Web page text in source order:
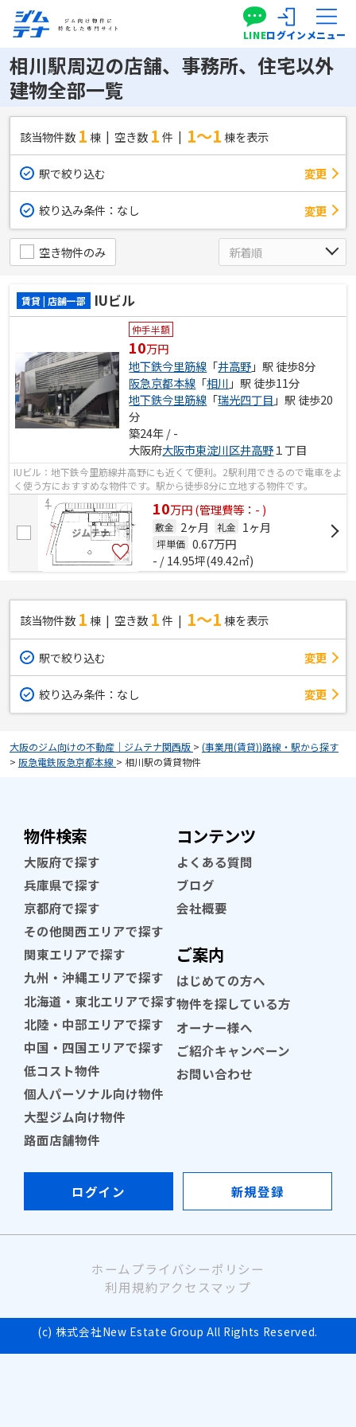
LINEログインメニュー
相川駅周辺の店舗、事務所、住宅以外
建物全部一覧
該当物件数 1棟 空き数 1件 1～1棟を表示
駅で絞り込む 変更
絞り込み条件： なし 変更
空き物件のみ
賃貸 | 店舗一部 IUビル
仲手半額
10万円
地下鉄今里筋線 「井高野」駅 徒歩8分
阪急京都本線 「相川 」駅 徒歩11分
地下鉄今里筋線 「瑞光四丁目 」駅 徒歩20
分
築24年 / -
大阪府大阪市東淀川区井高野１丁目
IUビル：地下鉄今里筋線井高野にも近くて便利。2駅利用できるので電車をよ
く使う方におすすめな物件です。駅から徒歩8分に立地する物件です。
10万円(管理費等：- )
敷金 2ヶ月 礼金 1ヶ月
坪単価 0.67万円
- / 14.95坪(49.42㎡)
該当物件数 1棟 空き数 1件 1～1棟を表示
駅で絞り込む 変更
絞り込み条件： なし 変更
大阪のジム向けの不動産｜ジムテナ関西版 > (事業用(賃貸))路線・駅から探す
> 阪急電鉄阪急京都本線 > 相川駅の賃貸物件
物件検索
大阪府で探す
兵庫県で探す
京都府で探す
その他関西エリアで探す
関東エリアで探す
九州・沖縄エリアで探す
北海道・東北エリアで探す
北陸・中部エリアで探す
中国・四国エリアで探す
低コスト物件
個人パーソナル向け物件
大型ジム向け物件
路面店舗物件
コンテンツ
よくある質問
ブログ
会社概要
ご案内
はじめての方へ
物件を探している方
オーナー様へ
ご紹介キャンペーン
お問い合わせ
ログイン 新規登録
ホーム プライバシーポリシー
利用規約アクセスマップ
(c) 株式会社New Estate Group All Rights Reserved.